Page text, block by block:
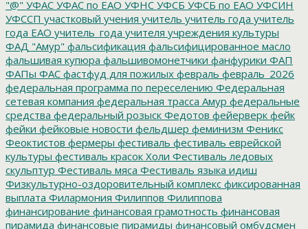
"@" УФАС УФАС по ЕАО УФНС УФСБ УФСБ по ЕАО УФСИН
УФССП участковый учения учитель учитель года учитель
года ЕАО учитель_года учителя учреждения культуры
ФАД "Амур" фальсификация фальсифицированное масло
фальшивая купюра фальшивомонетчики фанфурики ФАП
ФАПы ФАС фастфуд для пожилых февраль февраль_2026
федеральная программа по переселению Федеральная
сетевая компания федеральная трасса Амур федеральные
средства федеральный розыск Федотов фейерверк фейк
фейки фейковые новости фельдшер феминизм Феникс
Феоктистов фермеры фестиваль фестиваль еврейской
культуры фестиваль красок Холи Фестиваль ледовых
скульптур Фестиваль мяса Фестиваль языка идиш
Физкультурно-оздоровительный комплекс фиксированная
выплата Филармония Филиппов Филиппова
финансирование финансовая грамотность финансовая
пирамида финансовые пирамиды финансовый омбудсмен